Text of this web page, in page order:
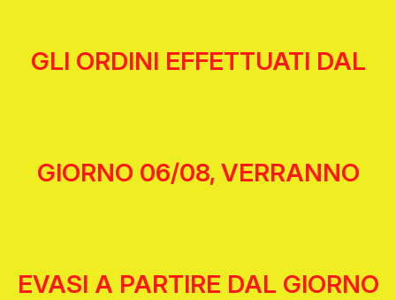
GLI ORDINI EFFETTUATI DAL
GIORNO 06/08, VERRANNO
EVASI A PARTIRE DAL GIORNO